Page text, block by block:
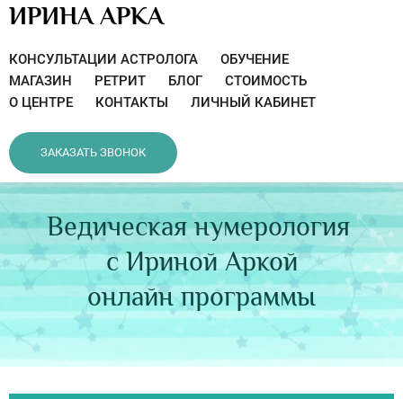
ИРИНА АРКА
КОНСУЛЬТАЦИИ АСТРОЛОГА
ОБУЧЕНИЕ
МАГАЗИН
РЕТРИТ БЛОГ
СТОИМОСТЬ
О ЦЕНТРЕ
КОНТАКТЫ ЛИЧНЫЙ КАБИНЕТ
ЗАКАЗАТЬ ЗВОНОК
Ведическая нумерология
с Ириной Аркой
онлайн программы